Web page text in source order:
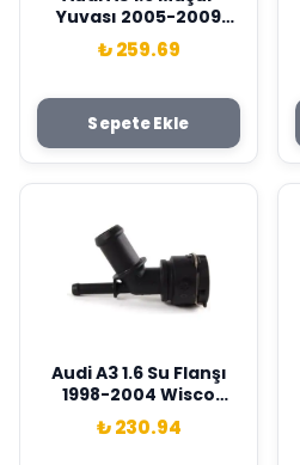
Yuvası 2005-2009
Wisco Marka
7M3122291
₺ 259.69
Sepete Ekle
Audi A3 1.6 Su Flanşı
1998-2004 Wisco
Marka 1J0122291B
₺ 230.94